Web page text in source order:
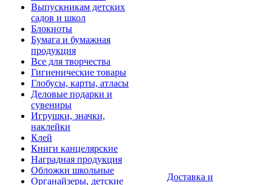
Выпускникам детских
садов и школ
Блокноты
Бумага и бумажная
продукция
Все для творчества
Гигиенические товары
Глобусы, карты, атласы
Деловые подарки и
сувениры
Игрушки, значки,
наклейки
Клей
Книги канцелярские
Наградная продукция
Обложки школьные
Органайзеры, детские
Доставка и